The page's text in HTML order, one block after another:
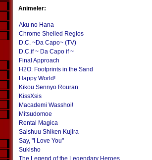
Animeler:
Aku no Hana
Chrome Shelled Regios
D.C. ~Da Capo~ (TV)
D.C.if ~ Da Capo if ~
Final Approach
H2O: Footprints in the Sand
Happy World!
Kikou Sennyo Rouran
KissXsis
Macademi Wasshoi!
Mitsudomoe
Rental Magica
Saishuu Shiken Kujira
Say, "I Love You"
Sukisho
The Legend of the Legendary Heroes